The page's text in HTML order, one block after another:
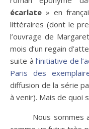
écarlate » en
littéraires (dont le
l’ouvrage de
mois d’un regain
suite àl’initiative de
Paris des
diffusion de la série
à venir). Mais de quoi
Nous sommes